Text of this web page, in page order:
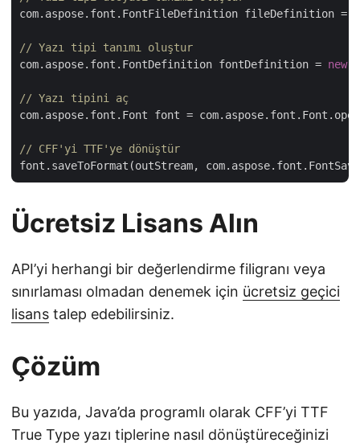
com.aspose.font.FontFileDefinition fileDefinition =
// Yazı tipi tanımı oluştur
com.aspose.font.FontDefinition fontDefinition = new
// Yazı tipini aç
com.aspose.font.Font font =
// CFF'yi TTF'ye dönüştür
Ücretsiz Lisans Alın
API’yi herhangi bir değerlendirme filigranı veya
sınırlaması olmadan denemek için ücretsiz geçici
lisans talep edebilirsiniz.
Çözüm
Bu yazıda, Java’da programlı olarak CFF’yi TTF
True Type yazı tiplerine nasıl dönüştüreceğinizi